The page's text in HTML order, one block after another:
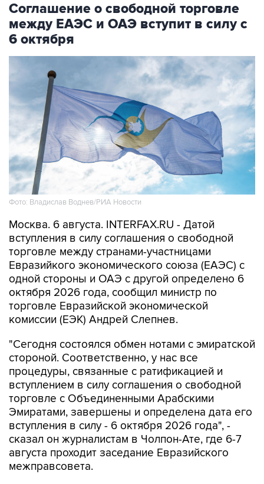
Соглашение о свободной торговле
между ЕАЭС и ОАЭ вступит в силу с
6 октября
Фото: Владислав Воднев/РИА Новости
Москва. 6 августа. INTERFAX.RU - Датой
вступления в силу соглашения о свободной
торговле между странами-участницами
Евразийкого экономического союза (ЕАЭС) с
одной стороны и ОАЭ с другой определено 6
октября 2026 года, сообщил министр по
торговле Евразийской экономической
комиссии (ЕЭК) Андрей Слепнев.
"Сегодня состоялся обмен нотами с эмиратской
стороной. Соответственно, у нас все
процедуры, связанные с ратификацией и
вступлением в силу соглашения о свободной
торговле с Объединенными Арабскими
Эмиратами, завершены и определена дата его
вступления в силу - 6 октября 2026 года", -
сказал он журналистам в Чолпон-Ате, где 6-7
августа проходит заседание Евразийского
межправсовета.